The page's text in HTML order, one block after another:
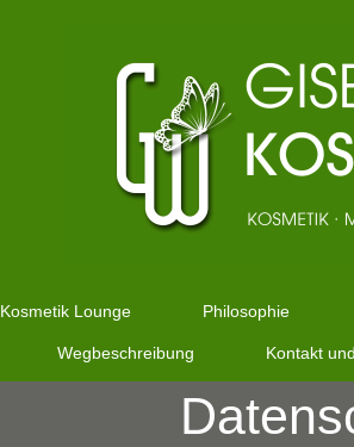
Kosmetik Lounge Philosophie
Wegbeschreibung Kontakt